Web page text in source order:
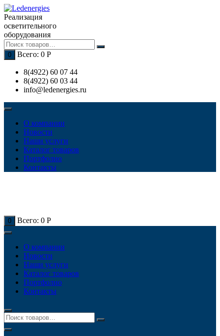
Перейти
к
содержимому
Реализация
осветительного
оборудования
0 Всего: 0 Р
8(4922) 60 07 44
8(4922) 60 03 44
info@ledenergies.ru
О компании
Новости
Наши услуги
Каталог товаров
Портфолио
Контакты
0 Всего: 0 Р
О компании
Новости
Наши услуги
Каталог товаров
Портфолио
Контакты